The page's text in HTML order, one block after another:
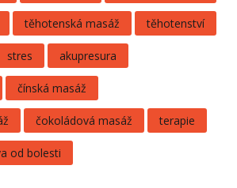
těhotenská masáž těhotenství
stres akupresura
čínská masáž
čokoládová masáž terapie
od bolesti